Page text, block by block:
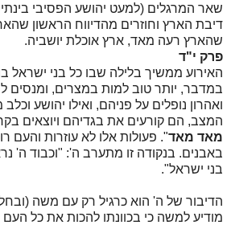
שאר המרגלים (למעט יהושע הפסיבי
דיבת הארץ וחוזרים מהדיווח הראשון
שהארץ רעה מאד, ארץ אוכלת יושביה.
פרק י"ד
האירוע ממשיך בלילה שבו כל בני ישראל
במדבר, יותר טוב למות במצרים, ומנסים
ואהרון נופלים על פניהם, ואילו יהושע
המצב, הם קורעים את בגדיהם ויוצאים
מאד מאד". פעולות אלו לא עוזרות והעם
באבנים. בנקודה זו מתערב ה': "וכבוד ה'
בני ישראל".
הדיבור של ה' הוא כרגיל רק עם משה
מודיע למשה כי בכוונתו להכות את כל